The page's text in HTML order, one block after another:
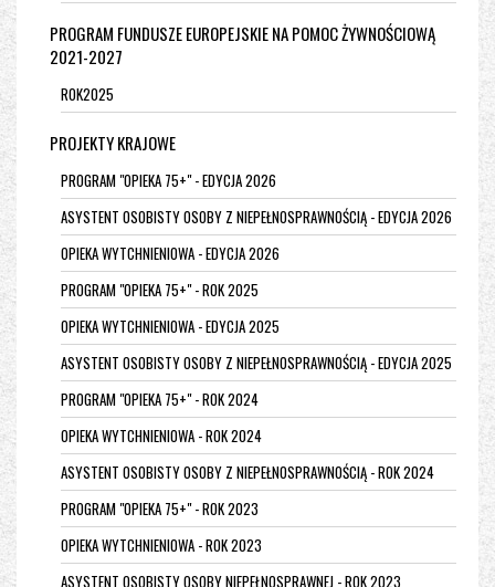
PROGRAM FUNDUSZE EUROPEJSKIE NA POMOC ŻYWNOŚCIOWĄ
2021-2027
ROK2025
PROJEKTY KRAJOWE
PROGRAM "OPIEKA 75+" - EDYCJA 2026
ASYSTENT OSOBISTY OSOBY Z NIEPEŁNOSPRAWNOŚCIĄ - EDYCJA 2026
OPIEKA WYTCHNIENIOWA - EDYCJA 2026
PROGRAM "OPIEKA 75+" - ROK 2025
OPIEKA WYTCHNIENIOWA - EDYCJA 2025
ASYSTENT OSOBISTY OSOBY Z NIEPEŁNOSPRAWNOŚCIĄ - EDYCJA 2025
PROGRAM "OPIEKA 75+" - ROK 2024
OPIEKA WYTCHNIENIOWA - ROK 2024
ASYSTENT OSOBISTY OSOBY Z NIEPEŁNOSPRAWNOŚCIĄ - ROK 2024
PROGRAM "OPIEKA 75+" - ROK 2023
OPIEKA WYTCHNIENIOWA - ROK 2023
ASYSTENT OSOBISTY OSOBY NIEPEŁNOSPRAWNEJ - ROK 2023